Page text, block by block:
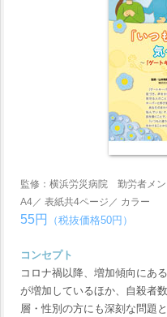
監修：横浜労災病院 勤労者メ
A4／ 表紙共4ページ／ カラー
55円 （税抜価格50円）
コンセプト
コロナ禍以降、増加傾向にあ
が増加しているほか、自殺者
層・性別の方にも深刻な問題